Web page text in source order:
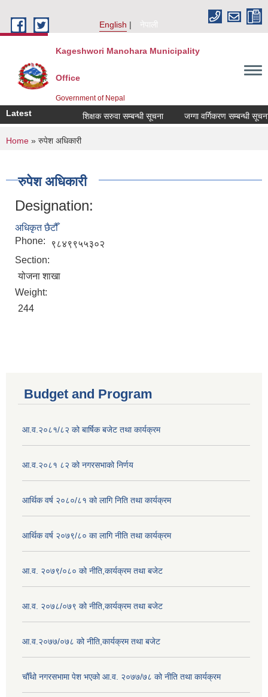
English
नेपाली
Kageshwori Manohara Municipality
Office
Government of Nepal
Latest शिक्षक सरुवा सम्बन्धी सूचना जग्गा वर्गिकरण सम्बन्धी सूचना
You are here
Home » रुपेश अधिकारी
रुपेश अधिकारी
Designation:
अधिकृत छैटौँ
Phone:
९८४९९५५३०२
Section:
योजना शाखा
Weight:
244
Budget and Program
आ.व.२०८१/८२ को बार्षिक बजेट तथा कार्यक्रम
आ.व.२०८१ ८२ को नगरसभाको निर्णय
आर्थिक वर्ष २०८०/८१ को लागि निति तथा कार्यक्रम
आर्थिक वर्ष २०७९/८० का लागि नीति तथा कार्यक्रम
आ.व. २०७९/०८० को नीति,कार्यक्रम तथा बजेट
आ.व. २०७८/०७९ को नीति,कार्यक्रम तथा बजेट
आ.व.२०७७/०७८ को नीति,कार्यक्रम तथा बजेट
चौँथो नगरसभामा पेश भएको आ.व. २०७७/७८ को नीति तथा कार्यक्रम